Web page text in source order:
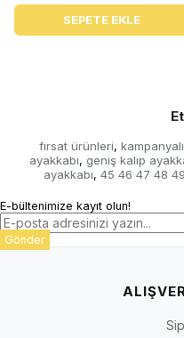
SEPETE EKLE
fırsat ürünleri,
ayakkabı, geniş kalıp
ayakkabı, 45 46 47 48
E-bültenimize kayıt olun!
Gönder